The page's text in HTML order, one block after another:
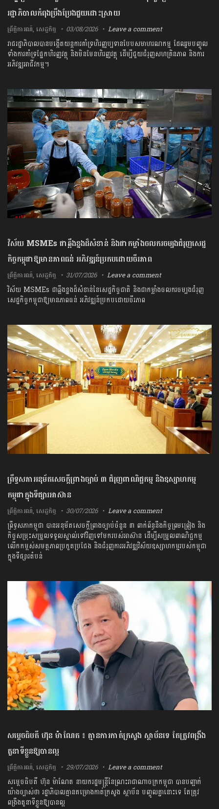
រដ្ឋាភិបាលកំពុងប្រឹងប្រែងជួយដោះស្រាយ
ព្រឹត្តិការណ៍,សេដ្ឋកិច្ច 03/08/2026 Leave a comment
រាជរដ្ឋាភិបាលបានបង្កើតយន្តការគាំទ្រហិរញ្ញប្បទានបែបសមាហរណកម្ម ដែលរួមបញ្ចូល
ទាំងការគាំទ្រផ្នែកហិរញ្ញវត្ថុ និងមិនមែនហិរញ្ញវត្ថុ ដើម្បីជួយជំរុញសហគ្រិនភាព និងការ
អភិវឌ្ឍអាជីវកម្ម។
វិស័យ MSMEs ជាឆ្អឹងខ្នងដ៏សំខាន់ និងជាកម្លាំងចលករចម្បងជំរុញសេដ្ឋ
កិច្ចកម្ពុជាឱ្យមានភាពធន់ អភិវឌ្ឍន៍ប្រកបដោយចីរភាព
ព្រឹត្តិការណ៍,សេដ្ឋកិច្ច 31/07/2026 Leave a comment
វិស័យ MSMEs ជាឆ្អឹងខ្នងដ៏សំខាន់នៃសេដ្ឋកិច្ចជាតិ និងជាកម្លាំងចលករចម្បងជំរុញ
សេដ្ឋកិច្ចកម្ពុជាឱ្យមានភាពធន់ អភិវឌ្ឍន៍ប្រកបដោយចីរភាព
ព្រឹទ្ធសភា​អនុម័ត​សេចក្តីព្រាង​ច្បាប់​ ​៣​ ​ជំរុញ​ពាណិជ្ជកម្ម​ ​និង​ឧស្សាហកម្ម​
កម្ពុជា​ក្នុង​ទីផ្សារ​អាស៊ាន​
ព្រឹត្តិការណ៍,សេដ្ឋកិច្ច 30/07/2026 Leave a comment
ព្រឹទ្ធសភា​កម្ពុជា​ ​បាន​អនុម័ត​សេចក្តីព្រាង​ច្បាប់​ចំនួន​ ​៣​ ​ពាក់ព័ន្ធ​នឹង​កិច្ចព្រមព្រៀង​ ​និង​
កិច្ច​សម្រុះសម្រួល​ទទួលស្គាល់​ទៅ​វិញ​ទៅមក​របស់​អាស៊ាន​ ​ដើម្បី​សម្រួល​ពាណិជ្ជកម្ម ​
លើកកម្ពស់​សមត្ថភាព​ប្រកួតប្រជែង​ ​និង​ជំរុញ​ការ​អភិវឌ្ឍ​វិស័យ​ឧស្សាហកម្ម​របស់​កម្ពុជា​
ក្នុង​ទីផ្សារ​តំបន់
សម្តេចធិបតី ហ៊ុន ម៉ាណែត ៖ គ្មានការកាត់ក្រសួង ស្ថាប័នទេ តែត្រូវពង្រឹង
តួនាទីខ្លួនឱ្យបានល្អ
ព្រឹត្តិការណ៍,សេដ្ឋកិច្ច 29/07/2026 Leave a comment
សម្តេចធិបតី ហ៊ុន ម៉ាណែត នាយករដ្ឋមន្ត្រីនៃណ្រះរាជាណាចក្រកម្ពុជា បានបញ្ជាក់
យ៉ាងច្បាស់ថា រដ្ឋាភិបាលគ្មានគម្រោងកាត់ក្រសួង ស្ថាប័ន បញ្ចូលគ្នានោះទេ តែត្រូវ
ពង្រឹងតួនាទីខ្លួនឱ្យបានល្អ